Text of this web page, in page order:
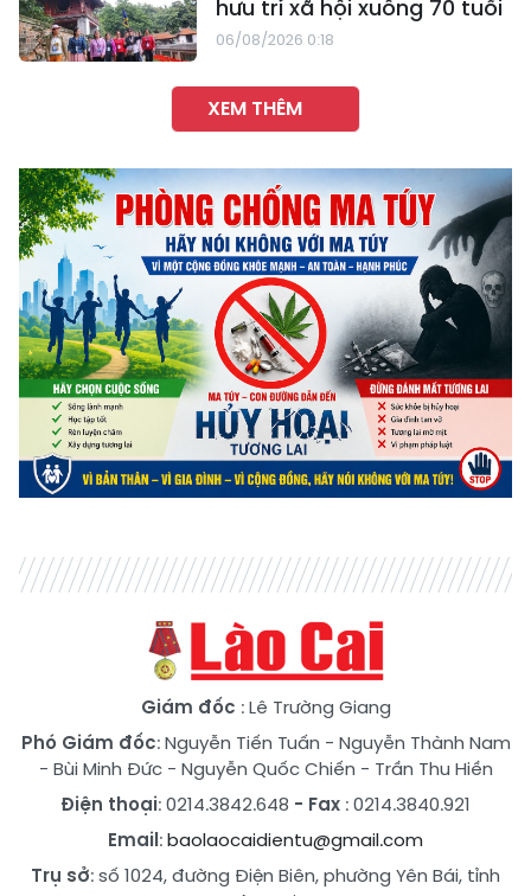
hưu trí xã hội xuống 70 tuổi
06/08/2026 0:18
XEM THÊM
Giám đốc : Lê Trường Giang
Phó Giám đốc:Nguyễn Tiến Tuấn - Nguyễn Thành Nam
- Bùi Minh Đức- Nguyễn Quốc Chiến - Trần Thu Hiền
Điện thoại: 0214.3842.648 - Fax : 0214.3840.921
Email:baolaocaidientu@gmail.com
Trụ sở: số 1024, đường Điện Biên, phường Yên Bái, tỉnh